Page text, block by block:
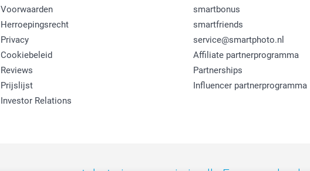
Voorwaarden
Herroepingsrecht
Privacy
Cookiebeleid
Reviews
Prijslijst
Investor Relations
smartbonus
smartfriends
service@smartphoto.nl
Affiliate partnerprogramma
Partnerships
Influencer partnerprogramma